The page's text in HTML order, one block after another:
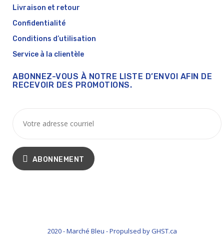
Livraison et retour
Confidentialité
Conditions d’utilisation
Service à la clientèle
ABONNEZ-VOUS À NOTRE LISTE D’ENVOI AFIN DE
RECEVOIR DES PROMOTIONS.
ABONNEMENT
2020 - Marché Bleu - Propulsed by GHST.ca